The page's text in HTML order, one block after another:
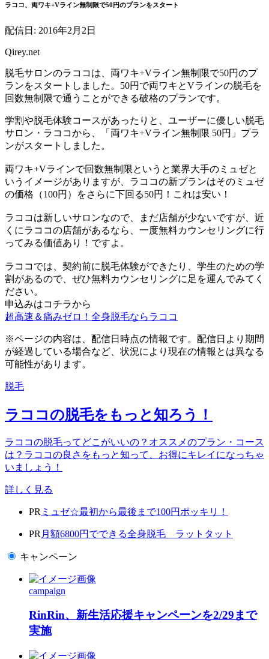
ラココ、両ワキ+Vライン無制限で50円のプランをスタート
配信日: 2016年2月2日
Qirey.net
脱毛サロンのラココは、両ワキ+Vライン無制限で50円のプ
ランをスタートしました。50円で両ワキとVラインの脱毛を
回数無制限で通うことができる破格のプランです。
学割や脱毛体験コースがあったりと、ユーザーに優しい脱毛
サロン・ラココから、「両ワキ+Vライン無制限 50円」プラ
ンがスタートしました。
両ワキ+Vラインで回数無制限というと業界大手のミュゼと
いうイメージがありますが、ラココの新プランはそのミュゼ
の価格（100円）をさらに下回る50円！これは安い！
ラココは新しいサロンなので、まだ店舗が少ないですが、近
くにラココの店舗があるなら、一度無料カウンセリングに行
ってみる価値あり！ですよ。
ラココでは、契約前に脱毛体験ができたり、学生のための学
割があるので、ぜひ無料カウンセリングに足を運んでみてく
ださい。
申込みはコチラから
超高速＆痛みゼロ！全身脱毛ならラココ
※ページの内容は、配信日時点の情報です。配信日より期間
が経過している場合など、状況により現在の情報とは異なる
可能性があります。
脱毛
ラココの脱毛をもっと知ろう！
ラココの脱毛ってどこがいいの？オススメのプラン・コース
は？ラココの良さをもっと知って、お得にキレイになっちゃ
いましょう！
詳しく見る
PR ミュゼ☆最初から最後まで100円ポッキリ！
PR 月額6800円でできる全身脱毛 ラットタット
キャンペーン
campaign
RinRin、新生活応援キャンペーンを2/29まで
実施